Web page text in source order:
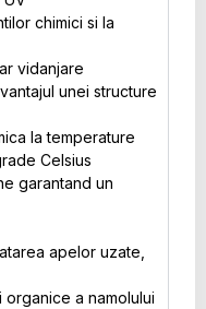
chimici si la
vidanjare
unei structure
la temperature
Celsius
garantand un
apelor uzate,
a namolului